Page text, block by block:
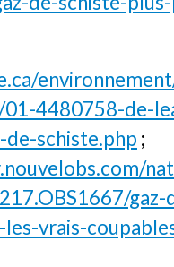
4480758-de-
schiste.php ;
vrais-